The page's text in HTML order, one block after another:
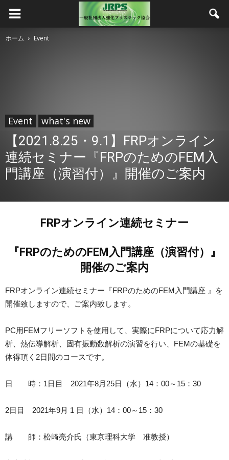
ホーム Event
Event what's new
【2021.8.25・9.1】FRPオンライン
連続セミナー『FRPのためのFEM入
門講座（演習付）』開催のご案内
FRPオンライン連続セミナー
『FRPのためのFEM入門講座（演習付）』
開催のご案内
FRPオンライン連続セミナー『FRPのためのFEM入門講座 』を
開催致しますので、ご案内致します。
PC用FEMフリーソフトを使用して、実際にFRPについて応力解
析、熱伝導解析、固有振動数解析の演習を行い、FEMの基礎を
体得頂く2日間のコースです。
日 時：1日目 2021年8月25日（水）14：00～15：30
2日目 2021年9月 1 日（水）14：00～15：30
講 師：松﨑亮介氏（東京理科大学 准教授）